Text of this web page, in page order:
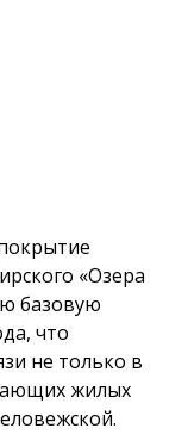
«Озера
базовую
что
не только в
жилых